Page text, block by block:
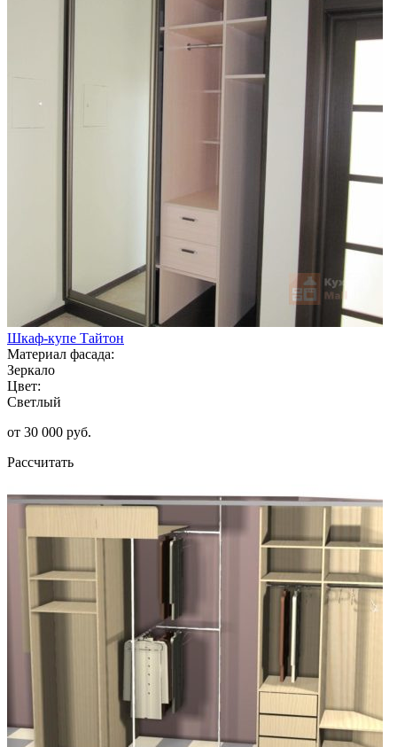
Шкаф-купе Тайтон
Материал фасада:
Зеркало
Цвет:
Светлый
от 30 000 руб.
Рассчитать